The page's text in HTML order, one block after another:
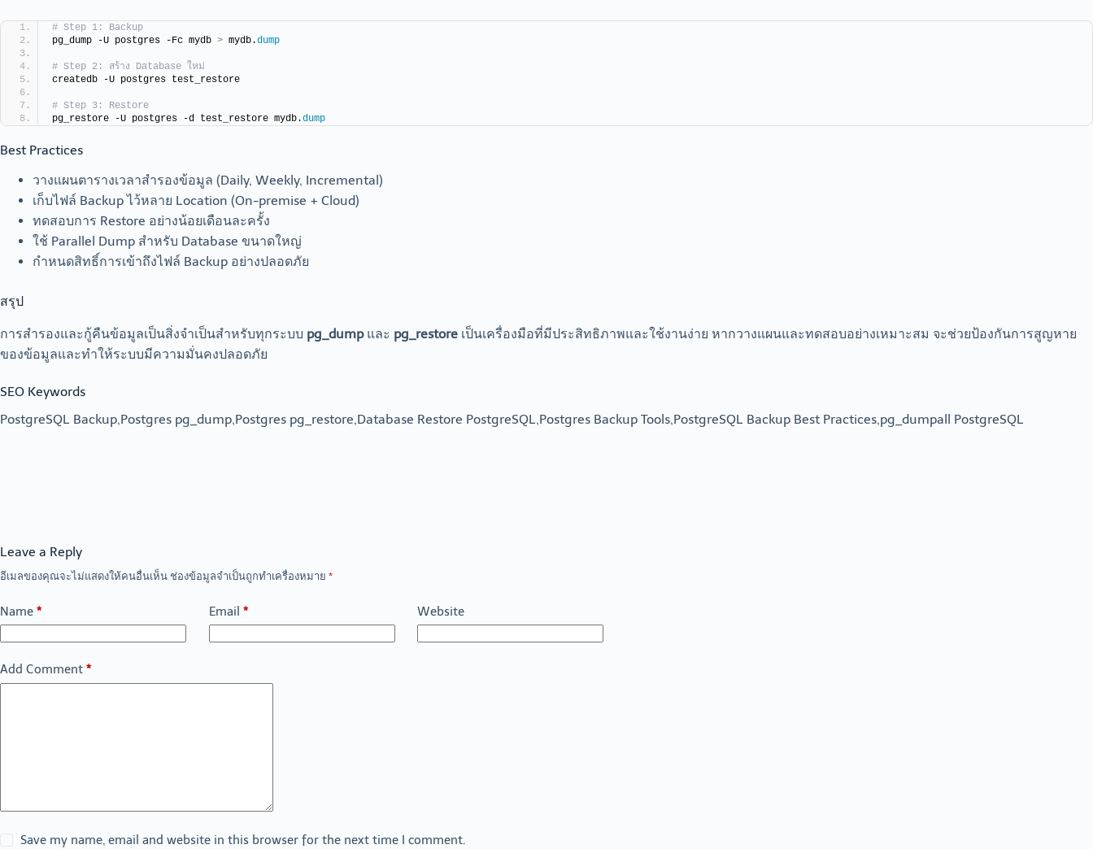
# Step 1: Backup
pg_dump -U postgres -Fc mydb > mydb.dump
# Step 2: สร้าง Database ใหม่
createdb -U postgres test_restore
# Step 3: Restore
pg_restore -U postgres -d test_restore mydb.dump
Best Practices
วางแผนตารางเวลาสำรองข้อมูล (Daily, Weekly, Incremental)
เก็บไฟล์ Backup ไว้หลาย Location (On-premise + Cloud)
ทดสอบการ Restore อย่างน้อยเดือนละครั้ง
ใช้ Parallel Dump สำหรับ Database ขนาดใหญ่
กำหนดสิทธิ์การเข้าถึงไฟล์ Backup อย่างปลอดภัย
สรุป
การสำรองและกู้คืนข้อมูลเป็นสิ่งจำเป็นสำหรับทุกระบบ pg_dumpและ pg_restore เป็นเครื่องมือที่มีประสิทธิภาพและใช้งานง่าย หากวางแผนและทดสอบอย่างเหมาะสม จะช่วยป้องกันการสูญหาย
ของข้อมูลและทำให้ระบบมีความมั่นคงปลอดภัย
SEO Keywords
PostgreSQL Backup,Postgres pg_dump,Postgres pg_restore,Database Restore PostgreSQL,Postgres Backup Tools,PostgreSQL Backup Best Practices,pg_dumpall PostgreSQL
Leave a Reply
อีเมลของคุณจะไม่แสดงให้คนอื่นเห็น ช่องข้อมูลจำเป็นถูกทำเครื่องหมาย *
Name * Email * Website
Add Comment *
Save my name, email and website in this browser for the next time I comment.